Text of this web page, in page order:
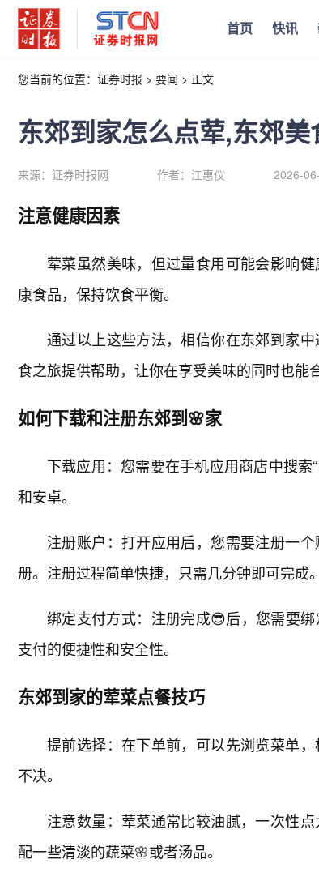
首页 快讯
您当前的位置： 证券时报 > 要闻 > 正文
东郊到家怎么点荤,东郊
来源： 证券时报网 作者： 江惠仪 2026-
注意健康因素
荤菜虽然美味，但过量食用可能会影响
康食品，保持饮食平衡。
通过以上这些方法，相信你在东郊到家
食之旅提供帮助，让你在享受美味的同时也能
如何下载和注册东郊到🌸家
下载应用：您需要在手机应用商店中搜
和安卓。
注册账户：打开应用后，您需要注册一
册。注册过程简单快捷，只需几分钟即可完成。
绑定支付方式：注册完成😎后，您需要
支付的便捷性和安全性。
东郊到家的荤菜点餐技巧
提前选择：在下单前，可以先浏览菜单
不决。
注意数量：荤菜通常比较油腻，一次性
配一些清淡的蔬菜🌸或者汤品。